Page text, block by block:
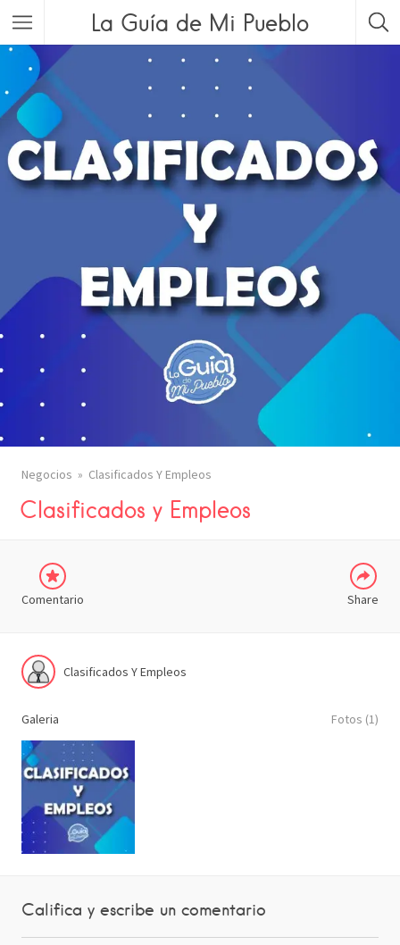
La Guía de Mi Pueblo
Negocios Clasificados Y Empleos
Clasificados y Empleos
Comentario Share
Clasificados Y Empleos
Galeria Fotos (1)
Califica y escribe un comentario